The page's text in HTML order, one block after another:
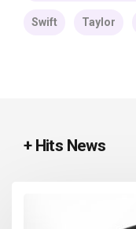
Swift Taylor
+ Hits News